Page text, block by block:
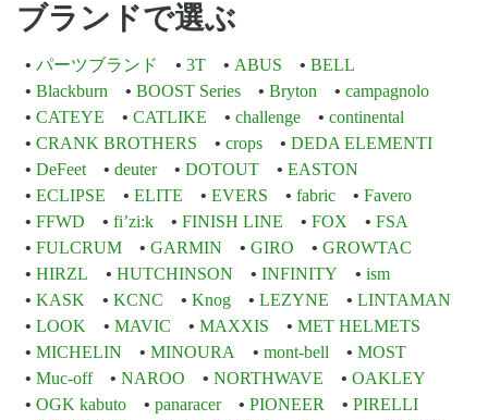
ブランドで選ぶ
パーツブランド 3T ABUS
BELL
Blackburn
BOOST Series Bryton
campagnolo
CATEYE
CATLIKE challenge
continental
CRANK BROTHERS
crops
DEDA ELEMENTI
DeFeet
deuter DOTOUT
EASTON
ECLIPSE
ELITE EVERS fabric
Favero
FFWD
fi’zi:k FINISH LINE FOX
FSA
FULCRUM
GARMIN GIRO
GROWTAC
HIRZL
HUTCHINSON INFINITY
ism
KASK
KCNC Knog LEZYNE
LINTAMAN
LOOK
MAVIC MAXXIS
MET HELMETS
MICHELIN
MINOURA mont-bell
MOST
Muc-off
NAROO NORTHWAVE
OAKLEY
OGK kabuto
panaracer PIONEER
PIRELLI